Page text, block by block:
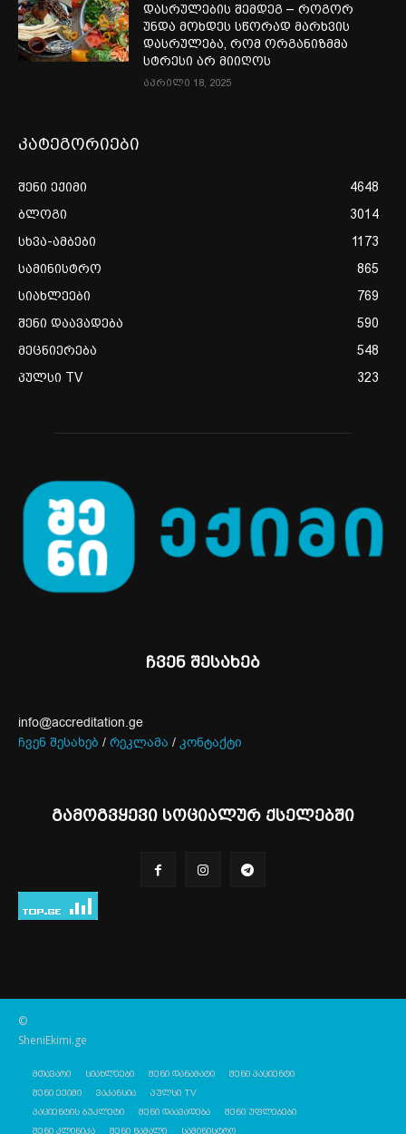
დასრულების შემდეგ – როგორ
უნდა მოხდეს სწორად მარხვის
დასრულება, რომ ორგანიზმმა
სტრესი არ მიიღოს
აპრილი 18, 2025
კატეგორიები
შენი ექიმი
4648
ბლოგი
3014
სხვა-ამბები
1173
სამინისტრო
865
სიახლეები
769
შენი დაავადება
590
მეცნიერება
548
პულსი TV
323
ჩვენ შესახებ
info@accreditation.ge
ჩვენ შესახებ / რეკლამა / კონტაქტი
გამოგვყევი სოციალურ ქსელებში
©
SheniEkimi.ge
მთავარი სიახლეები შენი დანამატი
შენი პაციენტი
შენი ექიმი
ვაკანსია
პულსი TV
პაციენტის ბუკლეტი
შენი დაავადება
შენი უფლებები
შენი კლინიკა
შენი წამალი სამინისტრო